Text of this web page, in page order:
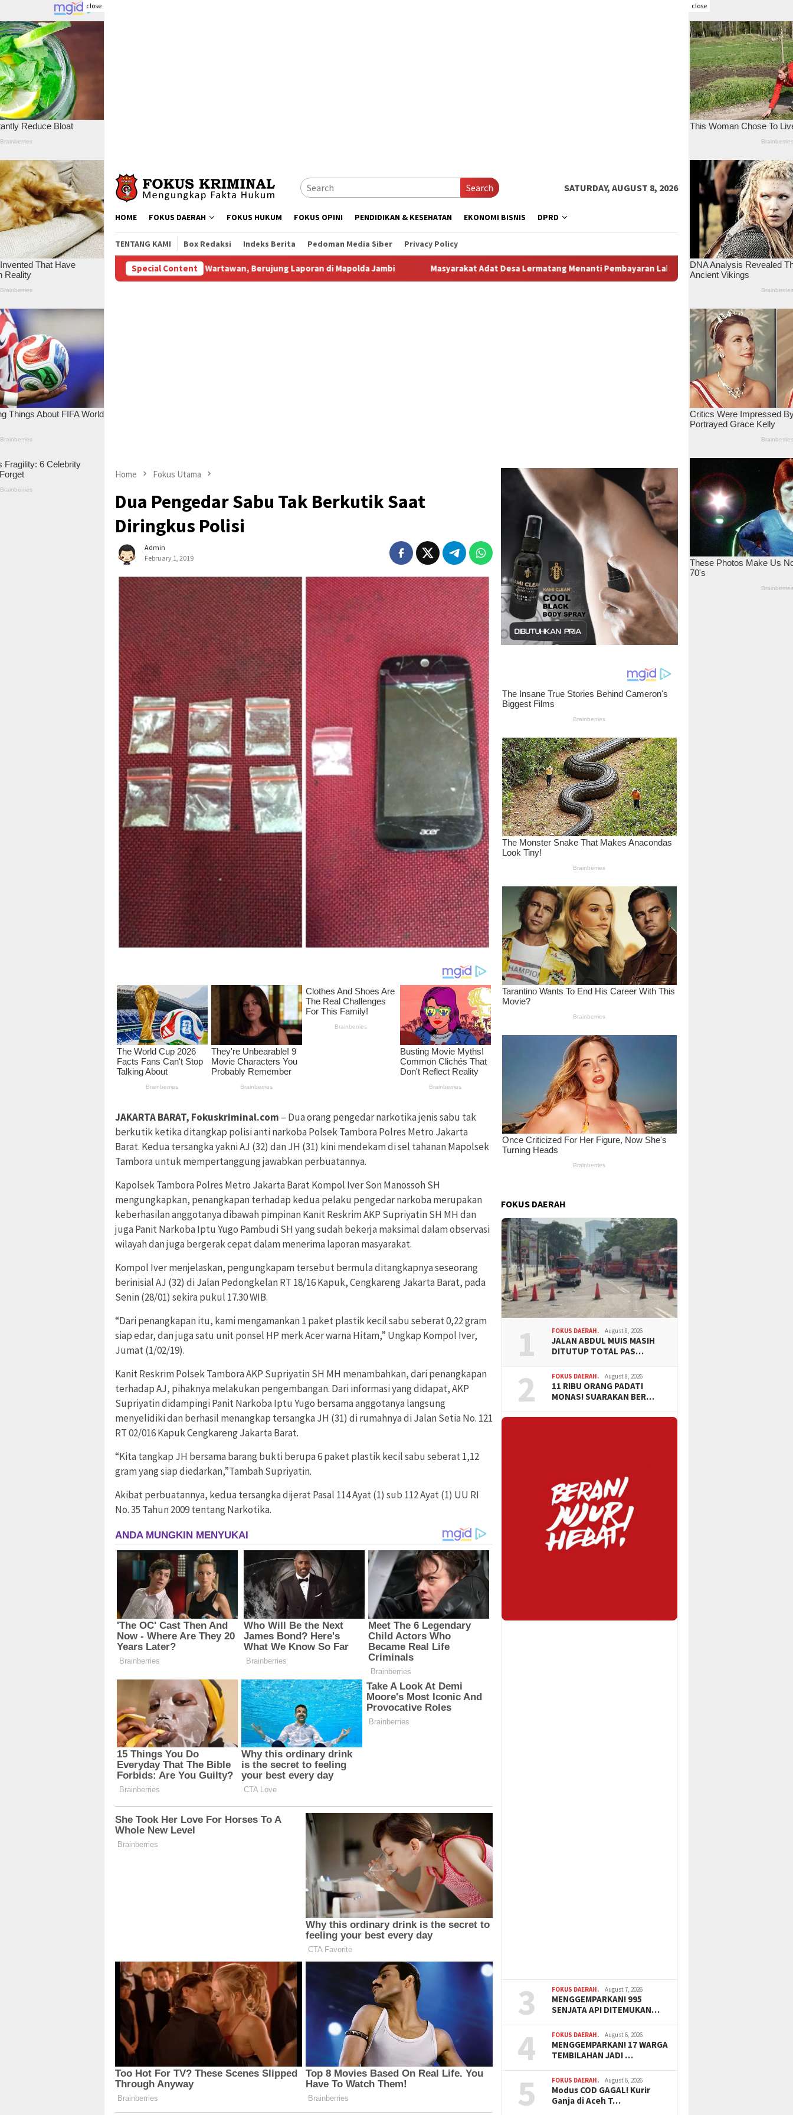
close close
Search SATURDAY, AUGUST 8, 2026
HOME FOKUS DAERAH FOKUS HUKUM FOKUS OPINI PENDIDIKAN & KESEHATAN EKONOMI BISNIS DPRD
TENTANG KAMI Box Redaksi Indeks Berita Pedoman Media Siber Privacy Policy
Special Content
Subsidi Aniaya Wartawan, Berujung Laporan di Mapolda Jambi Masyarakat Adat Desa Lermatang Menanti Pembayaran Lahan: Antara Dugaan Konspirasi dan Bayang-Bayang “Makelar
Home Fokus Utama
Dua Pengedar Sabu Tak Berkutik Saat
Diringkus Polisi
Admin
February 1, 2019
JAKARTA BARAT, Fokuskriminal.com – Dua orang pengedar narkotika jenis sabu tak
berkutik ketika ditangkap polisi anti narkoba Polsek Tambora Polres Metro Jakarta
Barat. Kedua tersangka yakni AJ (32) dan JH (31) kini mendekam di sel tahanan Mapolsek
Tambora untuk mempertanggung jawabkan perbuatannya.
Kapolsek Tambora Polres Metro Jakarta Barat Kompol Iver Son Manossoh SH
mengungkapkan, penangkapan terhadap kedua pelaku pengedar narkoba merupakan
keberhasilan anggotanya dibawah pimpinan Kanit Reskrim AKP Supriyatin SH MH dan
juga Panit Narkoba Iptu Yugo Pambudi SH yang sudah bekerja maksimal dalam observasi
wilayah dan juga bergerak cepat dalam menerima laporan masyarakat.
Kompol Iver menjelaskan, pengungkapam tersebut bermula ditangkapnya seseorang
berinisial AJ (32) di Jalan Pedongkelan RT 18/16 Kapuk, Cengkareng Jakarta Barat, pada
Senin (28/01) sekira pukul 17.30 WIB.
“Dari penangkapan itu, kami mengamankan 1 paket plastik kecil sabu seberat 0,22 gram
siap edar, dan juga satu unit ponsel HP merk Acer warna Hitam,” Ungkap Kompol Iver,
Jumat (1/02/19).
Kanit Reskrim Polsek Tambora AKP Supriyatin SH MH menambahkan, dari penangkapan
terhadap AJ, pihaknya melakukan pengembangan. Dari informasi yang didapat, AKP
Supriyatin didampingi Panit Narkoba Iptu Yugo bersama anggotanya langsung
menyelidiki dan berhasil menangkap tersangka JH (31) di rumahnya di Jalan Setia No. 121
RT 02/016 Kapuk Cengkareng Jakarta Barat.
“Kita tangkap JH bersama barang bukti berupa 6 paket plastik kecil sabu seberat 1,12
gram yang siap diedarkan,”Tambah Supriyatin.
Akibat perbuatannya, kedua tersangka dijerat Pasal 114 Ayat (1) sub 112 Ayat (1) UU RI
No. 35 Tahun 2009 tentang Narkotika.
FOKUS DAERAH
1 FOKUS DAERAH. August 8, 2026
JALAN ABDUL MUIS MASIH
DITUTUP TOTAL PAS…
2 FOKUS DAERAH. August 8, 2026
11 RIBU ORANG PADATI
MONAS! SUARAKAN BER…
3 FOKUS DAERAH. August 7, 2026
MENGGEMPARKAN! 995
SENJATA API DITEMUKAN…
4 FOKUS DAERAH. August 6, 2026
MENGGEMPARKAN! 17 WARGA
TEMBILAHAN JADI …
5 FOKUS DAERAH. August 6, 2026
Modus COD GAGAL! Kurir
Ganja di Aceh T…